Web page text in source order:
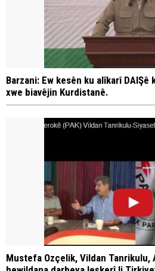
Barzani: Ew kesên ku alîkarî
xwe biavêjin Kurdistanê.
Mustefa Ozçelik, Vildan Tanrikulu,